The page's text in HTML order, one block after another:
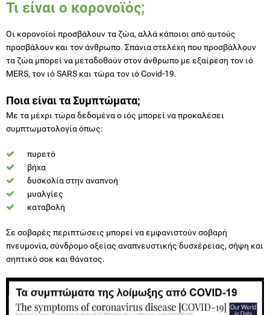
Τι είναι ο κορονοϊός;
Οι κορονοϊοί προσβάλουν τα ζώα, αλλά κάποιοι από αυτούς
προσβάλουν και τον άνθρωπο. Σπάνια στελέχη που προσβάλλουν
τα ζώα μπορεί να μεταδοθούν στον άνθρωπο με εξαίρεση τον ιό
MERS, τον ιό SARS και τώρα τον ιό Covid-19.
Ποια είναι τα Συμπτώματα;
Με τα μέχρι τώρα δεδομένα ο ιός μπορεί να προκαλέσει
συμπτωματολογία όπως:
πυρετό
βήχα
δυσκολία στην αναπνοή
μυαλγίες
καταβολή
Σε σοβαρές περιπτώσεις μπορεί να εμφανιστούν σοβαρή
πνευμονία, σύνδρομο οξείας αναπνευστικής δυσχέρειας, σήψη και
σηπτικό σοκ και θάνατος.